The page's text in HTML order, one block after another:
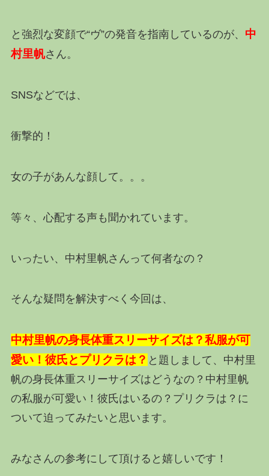
と強烈な変顔で“ヴ”の発音を指南しているのが、 中
村里帆さん。
SNSなどでは、
衝撃的！
女の子があんな顔して。。。
等々、心配する声も聞かれています。
いったい、中村里帆さんって何者なの？
そんな疑問を解決すべく今回は、
中村里帆の身長体重スリーサイズは？私服が可
愛い！彼氏とプリクラは？ と題しまして、中村里
帆の身長体重スリーサイズはどうなの？中村里帆
の私服が可愛い！彼氏はいるの？プリクラは？に
ついて迫ってみたいと思います。
みなさんの参考にして頂けると嬉しいです！